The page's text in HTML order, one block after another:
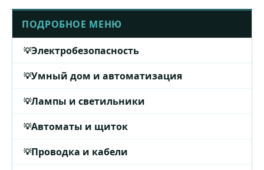
ПОДРОБНОЕ МЕНЮ
Электробезопасность
Умный дом и автоматизация
Лампы и светильники
Автоматы и щиток
Проводка и кабели